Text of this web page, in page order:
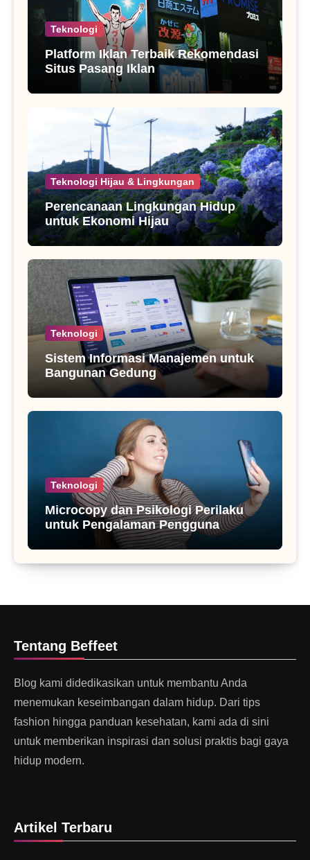
Teknologi
Platform Iklan Terbaik Rekomendasi
Situs Pasang Iklan
Teknologi Hijau & Lingkungan
Perencanaan Lingkungan Hidup
untuk Ekonomi Hijau
Teknologi
Sistem Informasi Manajemen untuk
Bangunan Gedung
Teknologi
Microcopy dan Psikologi Perilaku
untuk Pengalaman Pengguna
Tentang Beffeet
Blog kami didedikasikan untuk membantu Anda
menemukan keseimbangan dalam hidup. Dari tips
fashion hingga panduan kesehatan, kami ada di sini
untuk memberikan inspirasi dan solusi praktis bagi gaya
hidup modern.
Artikel Terbaru